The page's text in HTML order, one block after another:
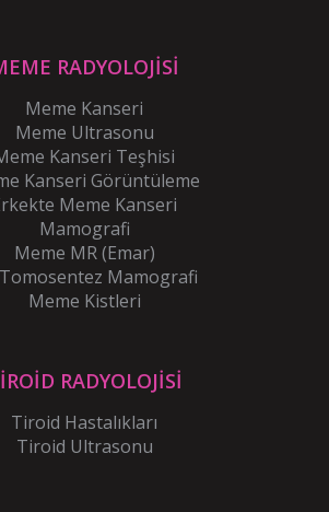
RADYOLOJİSİ
Meme Kanseri
Meme Ultrasonu
Kanseri Teşhisi
Kanseri Görüntüleme
Meme Kanseri
Mamografi
Meme MR (Emar)
Mamografi
Meme Kistleri
RADYOLOJİSİ
Tiroid Hastalıkları
Tiroid Ultrasonu